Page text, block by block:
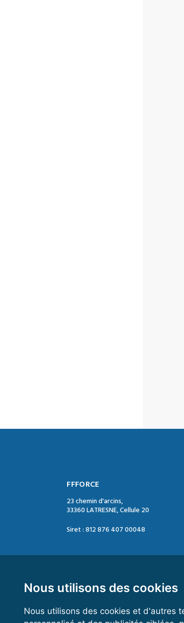
Nous utilisons des cookies
Nous utilisons des cookies et d'autres
FFFORCE
23 chemin d'arcins,
33360 LATRESNE, Cellule 20
Siret : 812 876 407 00048
Mail : contact@ffforce.fr
Horaires d’ouverture :